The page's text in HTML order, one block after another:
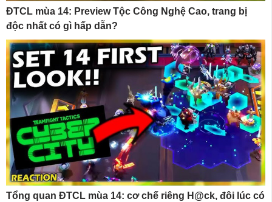
ĐTCL mùa 14: Preview Tộc Công Nghệ Cao, trang bị
độc nhất có gì hấp dẫn?
Tổng quan ĐTCL mùa 14: cơ chế riêng H@ck, đôi lúc có